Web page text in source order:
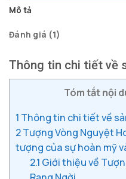
Mô tả
Đánh giá (1)
Thông tin chi tiết về
Tóm tắt nội
1 Thông tin chi tiết về
2Tượng Vòng Nguyệt
tượng của sự hoàn mỹ
2.1 Giới thiệu về